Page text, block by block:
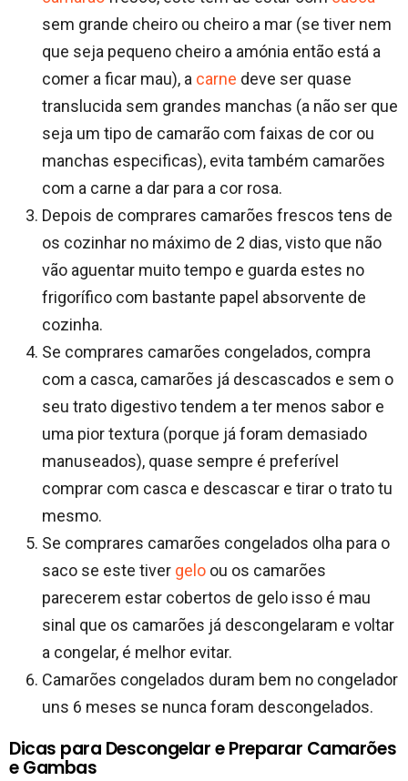
sem grande cheiro ou cheiro a mar (se tiver nem
que seja pequeno cheiro a amónia então está a
comer a ficar mau), a carne deve ser quase
translucida sem grandes manchas (a não ser que
seja um tipo de camarão com faixas de cor ou
manchas especificas), evita também camarões
com a carne a dar para a cor rosa.
Depois de comprares camarões frescos tens de
os cozinhar no máximo de 2 dias, visto que não
vão aguentar muito tempo e guarda estes no
frigorífico com bastante papel absorvente de
cozinha.
Se comprares camarões congelados, compra
com a casca, camarões já descascados e sem o
seu trato digestivo tendem a ter menos sabor e
uma pior textura (porque já foram demasiado
manuseados), quase sempre é preferível
comprar com casca e descascar e tirar o trato tu
mesmo.
Se comprares camarões congelados olha para o
saco se este tiver gelo ou os camarões
parecerem estar cobertos de gelo isso é mau
sinal que os camarões já descongelaram e voltar
a congelar, é melhor evitar.
Camarões congelados duram bem no congelador
uns 6 meses se nunca foram descongelados.
Dicas para Descongelar e Preparar Camarões
e Gambas